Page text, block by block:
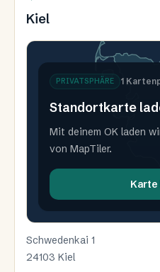
Kiel
PRIVATSPHÄRE 1
Standortkarte
Mit deinem OK laden
von MapTiler.
Karte
Schwedenkai 1
24103 Kiel